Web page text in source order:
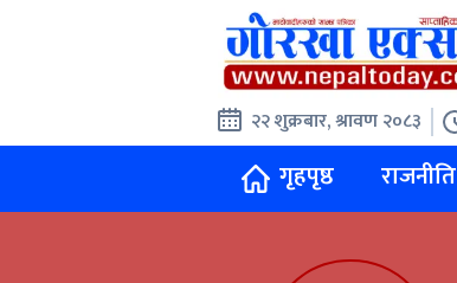
२२ शुक्रबार, श्रावण २०८३
गृहपृष्ठ राजनीति